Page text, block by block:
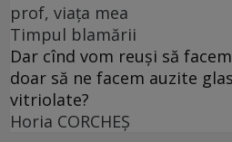
prof, viața mea
Timpul blamării
Dar cînd vom reuși să
doar să ne facem auzite
vitriolate?
Horia CORCHEŞ